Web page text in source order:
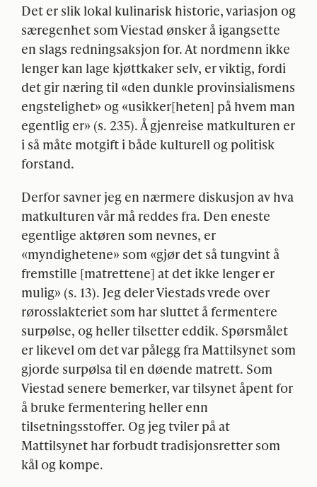
Det er slik lokal kulinarisk historie, variasjon og
særegenhet som Viestad ønsker å igangsette
en slags redningsaksjon for. At nordmenn ikke
lenger kan lage kjøttkaker selv, er viktig, fordi
det gir næring til «den dunkle provinsialismens
engstelighet» og «usikker[heten] på hvem man
egentlig er» (s. 235). Å gjenreise matkulturen er
i så måte motgift i både kulturell og politisk
forstand.
Derfor savner jeg en nærmere diskusjon av hva
matkulturen vår må reddes fra. Den eneste
egentlige aktøren som nevnes, er
«myndighetene» som «gjør det så tungvint å
fremstille [matrettene] at det ikke lenger er
mulig» (s. 13). Jeg deler Viestads vrede over
rørosslakteriet som har sluttet å fermentere
surpølse, og heller tilsetter eddik. Spørsmålet
er likevel om det var pålegg fra Mattilsynet som
gjorde surpølsa til en døende matrett. Som
Viestad senere bemerker, var tilsynet åpent for
å bruke fermentering heller enn
tilsetningsstoffer. Og jeg tviler på at
Mattilsynet har forbudt tradisjonsretter som
kål og kompe.